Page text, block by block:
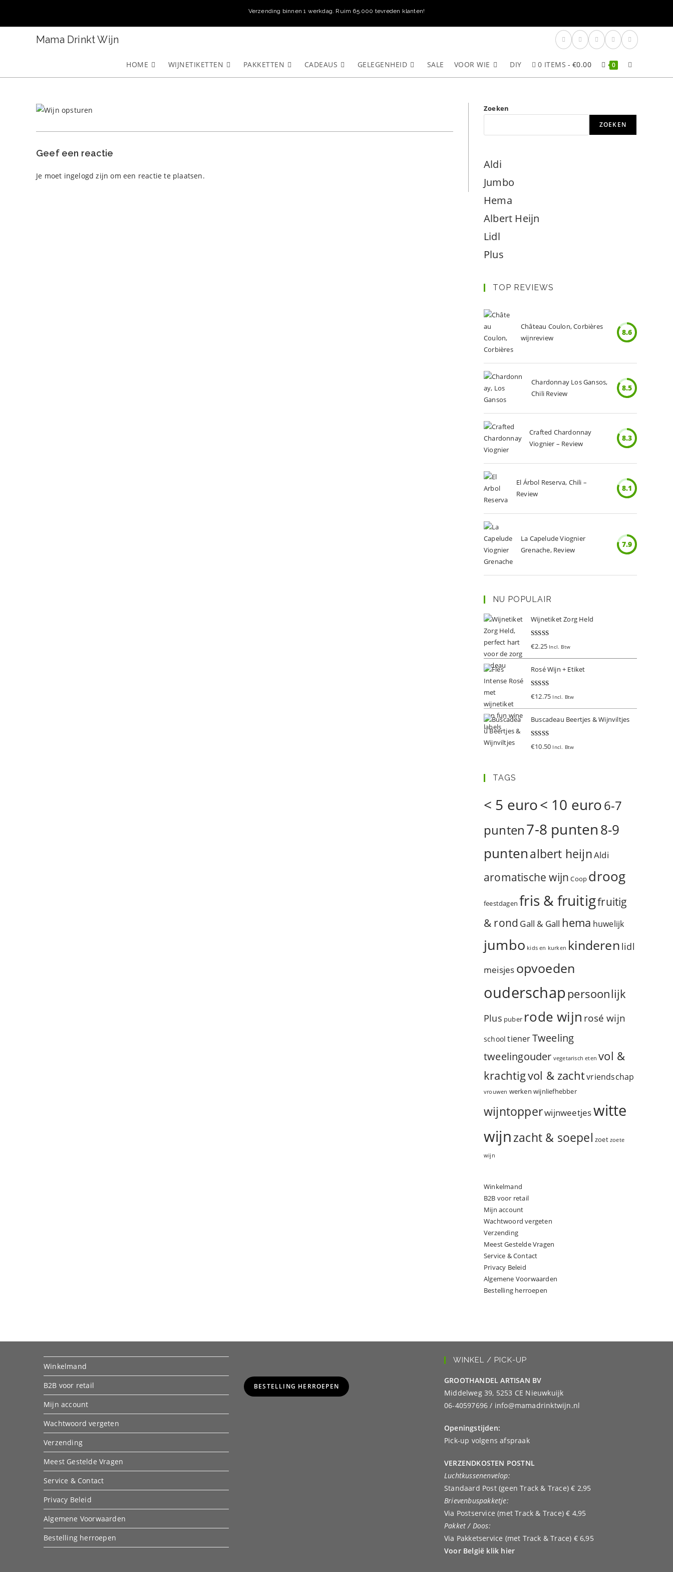
Verzending binnen 1 werkdag. Ruim 65.000 tevreden klanten!
Mama Drinkt Wijn
HOME WIJNETIKETTEN PAKKETTEN CADEAUS GELEGENHEID SALE VOOR WIE DIY 0 ITEMS €0.00 0 TOGGLE
ZOEKEN
Geef een reactie
Je moet ingelogd zijn om een reactie te plaatsen.
Zoeken
ZOEKEN
Aldi
Jumbo
Hema
Albert Heijn
Lidl
Plus
TOP REVIEWS
Château Coulon, Corbières
wijnreview
8.6
Chardonnay Los Gansos,
Chili Review
8.5
Crafted Chardonnay
Viognier – Review
8.3
El Árbol Reserva, Chili –
Review
8.1
La Capelude Viognier
Grenache, Review
7.9
NU POPULAIR
Wijnetiket Zorg Held
Gewaardeer
€2.25 Incl. Btw
Rosé Wijn + Etiket
Gewaardeer
€12.75 Incl. Btw
Buscadeau Beertjes & Wijnviltjes
Gewaardeer
€10.50 Incl. Btw
TAGS
< 5 euro< 10 euro6-7
punten7-8 punten8-9
puntenalbert heijnAldi
aromatische wijn Coop droog
feestdagen fris & fruitigfruitig
& rond Gall & Gall hema huwelijk
jumbo kids en kurken kinderen lidl
meisjes opvoeden
ouderschappersoonlijk
Plus puber rode wijn rosé wijn
school tienerTweeling
tweelingouder vegetarisch eten vol &
krachtigvol & zachtvriendschap
vrouwen werken wijnliefhebber
wijntopperwijnweetjeswitte
wijnzacht & soepel zoet zoete
wijn
Winkelmand
B2B voor retail
Mijn account
Wachtwoord vergeten
Verzending
Meest Gestelde Vragen
Service & Contact
Privacy Beleid
Algemene Voorwaarden
Bestelling herroepen
Winkelmand
B2B voor retail
Mijn account
Wachtwoord vergeten
Verzending
Meest Gestelde Vragen
Service & Contact
Privacy Beleid
Algemene Voorwaarden
Bestelling herroepen
BESTELLING HERROEPEN
WINKEL / PICK-UP
GROOTHANDEL ARTISAN BV
Middelweg 39, 5253 CE Nieuwkuijk
06-40597696 / info@mamadrinktwijn.nl
Openingstijden:
Pick-up volgens afspraak
VERZENDKOSTEN POSTNL
Luchtkussenenvelop:
Standaard Post (geen Track & Trace) € 2,95
Brievenbuspakketje:
Via Postservice (met Track & Trace) € 4,95
Pakket / Doos:
Via Pakketservice (met Track & Trace) € 6,95
Voor België klik hier